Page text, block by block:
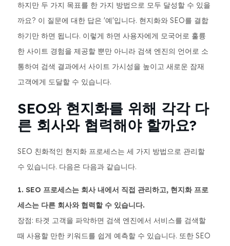
하지만 두 가지 목표를 한 가지 방법으로 모두 달성할 수 있을
까요? 이 질문에 대한 답은 '예'입니다. 현지화와 SEO를 결합
하기만 하면 됩니다. 이렇게 하면 사용자에게 모국어로 훌륭
한 사이트 경험을 제공할 뿐만 아니라 검색 엔진의 언어로 소
통하여 검색 결과에서 사이트 가시성을 높이고 새로운 잠재
고객에게 도달할 수 있습니다.
SEO와 현지화를 위해 각각 다
른 회사와 협력해야 할까요?
SEO 친화적인 현지화 프로세스는 세 가지 방법으로 관리할
수 있습니다. 다음은 다음과 같습니다.
1. SEO 프로세스는 회사 내에서 직접 관리하고, 현지화 프로
세스는 다른 회사와 협력할 수 있습니다.
장점: 타겟 고객을 파악하면 검색 엔진에서 서비스를 검색할
때 사용할 만한 키워드를 쉽게 예측할 수 있습니다. 또한 SEO